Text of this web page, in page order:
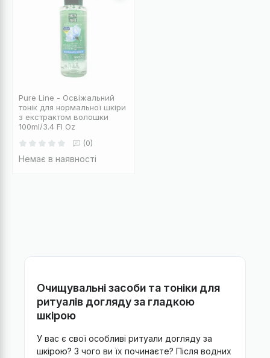
Pure Line - Освіжальний
тонік для нормальної шкіри
з екстрактом волошки
100ml/3.4 Fl Oz
(0)
Немає в наявності
Очищувальні засоби та тоніки для
ритуалів догляду за гладкою
шкірою
У вас є свої особливі ритуали догляду за
шкірою? З чого ви їх починаєте? Після водних